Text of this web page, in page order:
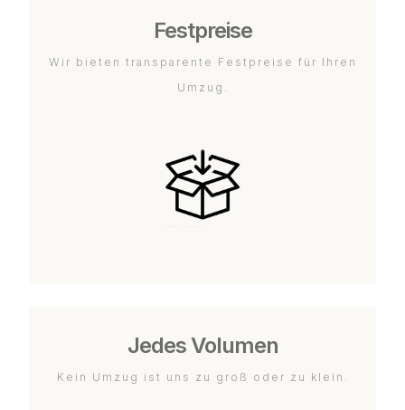
Festpreise
Wir bieten transparente Festpreise für Ihren
Umzug.
Jedes Volumen
Kein Umzug ist uns zu groß oder zu klein.